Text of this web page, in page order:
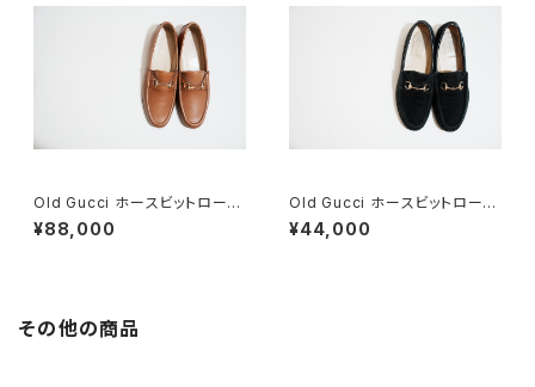
Old Gucci ホースビットローフ
ァー 38.5C tan ほぼDeadsto
ck
¥88,000
Old Gucci ホースビットローフ
ァー 37C BK Suede
¥44,000
その他の商品